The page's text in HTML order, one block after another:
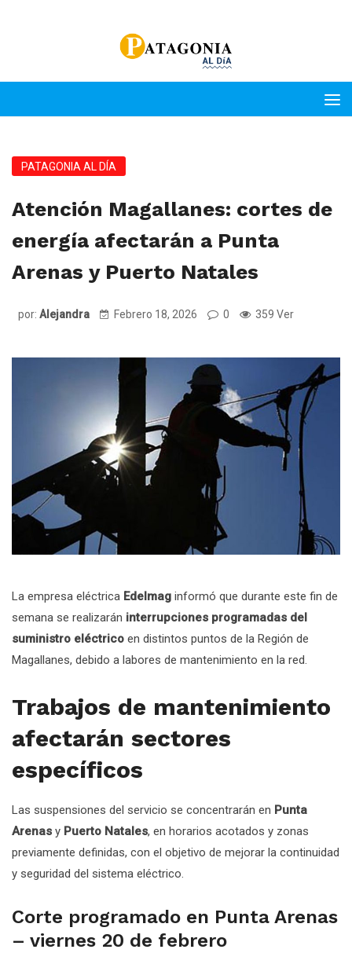
PATAGONIA AL DÍA
Atención Magallanes: cortes de
energía afectarán a Punta
Arenas y Puerto Natales
por: Alejandra Febrero 18, 2026 0 359 Ver
La empresa eléctrica Edelmag informó que durante este fin de
semana se realizarán interrupciones programadas del
suministro eléctrico en distintos puntos de la Región de
Magallanes, debido a labores de mantenimiento en la red.
Trabajos de mantenimiento
afectarán sectores
específicos
Las suspensiones del servicio se concentrarán en Punta
Arenas y Puerto Natales, en horarios acotados y zonas
previamente definidas, con el objetivo de mejorar la continuidad
y seguridad del sistema eléctrico.
Corte programado en Punta Arenas
– viernes 20 de febrero